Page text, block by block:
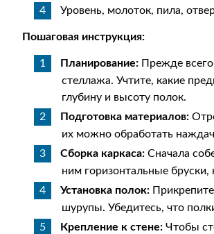
Уровень, молоток, пила,
Пошаговая инструкция:
Планирование: Прежде
стеллажа. Учтите, какие
глубину и высоту полок.
Подготовка материалов:
их можно обработать
Сборка каркаса: Сначала
ним горизонтальные
Установка полок:
шурупы. Убедитесь, что
Крепление к стене: Чтобы